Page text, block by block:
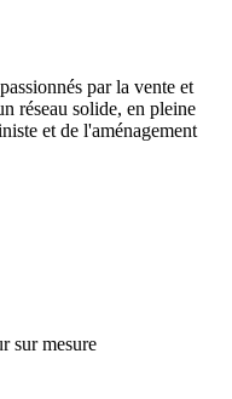
par la vente et
réseau solide, en pleine
et de l'aménagement
sur mesure